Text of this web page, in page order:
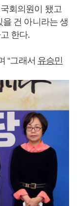
회의원이 됐고
건 아니라는 생
한다.
“그래서 유승민